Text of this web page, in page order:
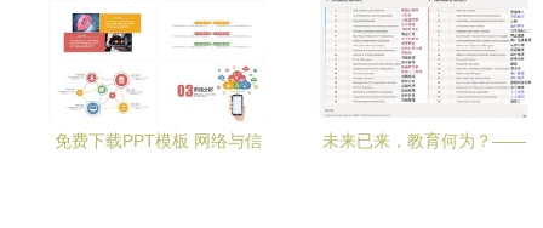
免费下载PPT模板 网络与信
未来已来，教育何为？——